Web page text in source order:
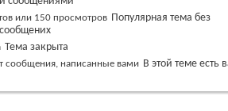
Популярная тема без
Тема закрыта
В этой теме есть